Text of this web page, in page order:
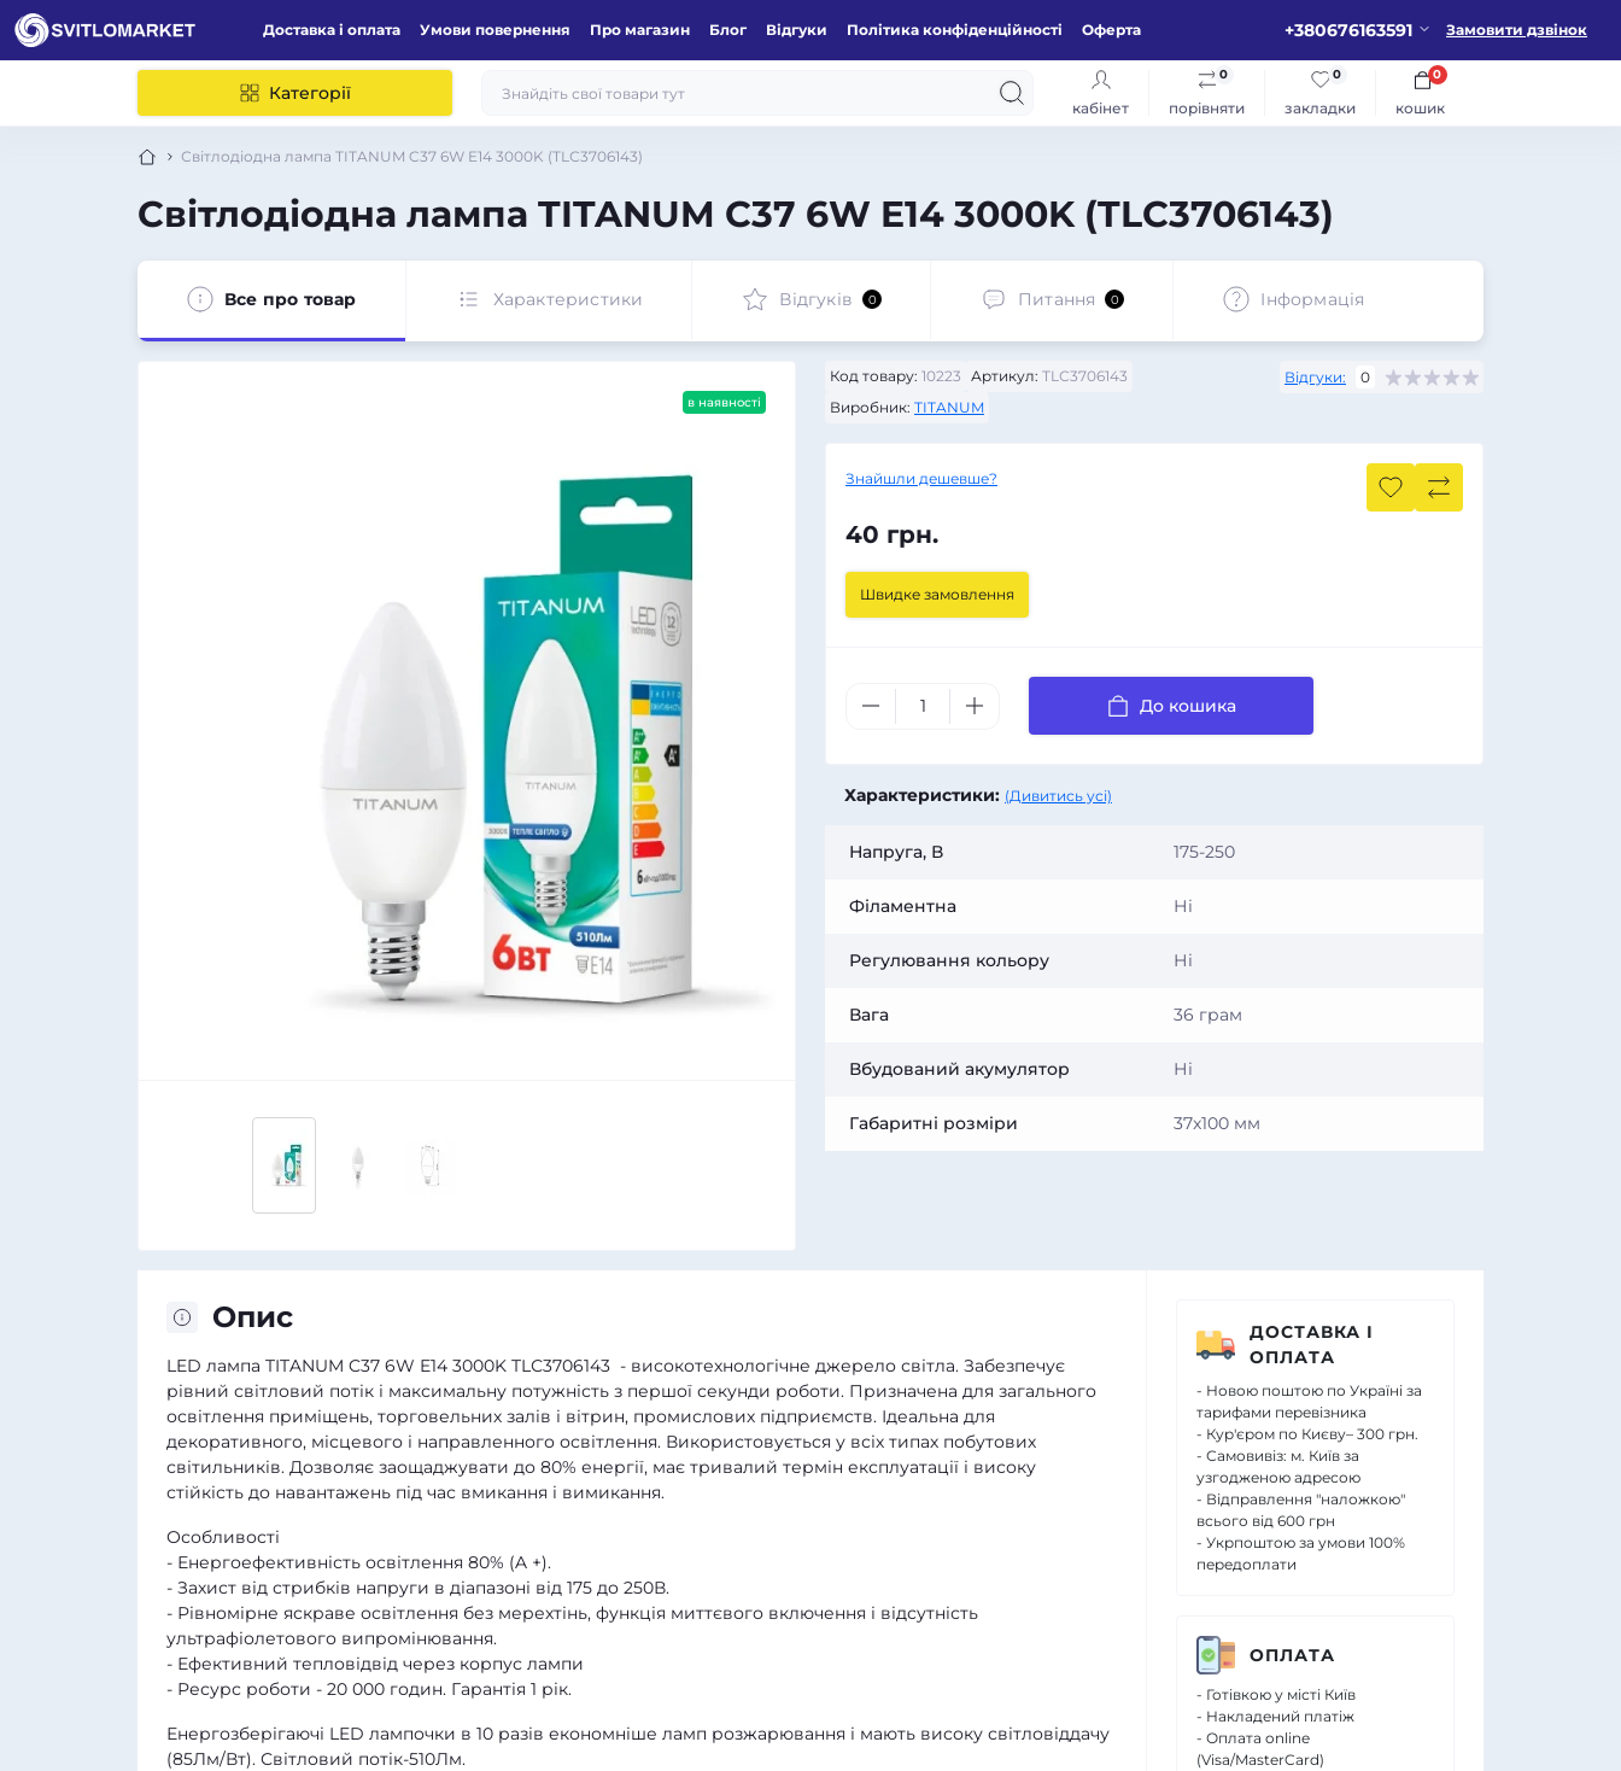
Доставка і оплата Умови повернення Про магазин Блог Відгуки Політика конфіденційності Оферта +380676163591 Замовити дзвінок
Категорії
кабінет порівняти
0
закладки
0
кошик
0
Світлодіодна лампа TITANUM C37 6W E14 3000K (TLС3706143)
Світлодіодна лампа TITANUM C37 6W E14 3000K (TLС3706143)
Все про товар Характеристики Відгуків 0 Питання 0 Iнформація
в наявності
Код товару: 10223 Артикул: TLС3706143
Виробник: TITANUM
Відгуки: 0
Знайшли дешевше?
40 грн.
Швидке замовлення
До кошика
Характеристики: (Дивитись усі)
Напруга, В 175-250
Філаментна Ні
Регулювання кольору Ні
Вага 36 грам
Вбудований акумулятор Ні
Габаритні розміри 37x100 мм
Опис
LED лампа TITANUM C37 6W E14 3000K TLС3706143 - високотехнологічне джерело світла. Забезпечує
рівний світловий потік і максимальну потужність з першої секунди роботи. Призначена для загального
освітлення приміщень, торговельних залів і вітрин, промислових підприємств. Ідеальна для
декоративного, місцевого і направленного освітлення. Використовується у всіх типах побутових
світильників. Дозволяє заощаджувати до 80% енергії, має тривалий термін експлуатації і високу
стійкість до навантажень під час вмикання і вимикання.
Особливості
- Енергоефективність освітлення 80% (A +).
- Захист від стрибків напруги в діапазоні від 175 до 250В.
- Рівномірне яскраве освітлення без мерехтінь, функція миттєвого включення і відсутність
ультрафіолетового випромінювання.
- Ефективний тепловідвід через корпус лампи
- Ресурс роботи - 20 000 годин. Гарантія 1 рік.
Енергозберігаючі LED лампочки в 10 разів економніше ламп розжарювання і мають високу світловіддачу
(85Лм/Вт). Світловий потік-510Лм.
ДОСТАВКА І
ОПЛАТА
- Новою поштою по Україні за
тарифами перевізника
- Кур'єром по Києву– 300 грн.
- Самовивіз: м. Київ за
узгодженою адресою
- Відправлення "наложкою"
всього від 600 грн
- Укрпоштою за умови 100%
передоплати
ОПЛАТА
- Готівкою у місті Київ
- Накладений платіж
- Оплата online
(Visa/MasterCard)